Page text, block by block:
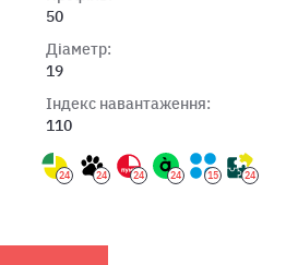
50
Діаметр:
19
Індекс навантаження:
110
24 24 24 24 15 24